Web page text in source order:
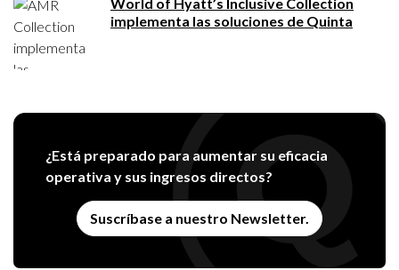
implementa las soluciones de Quinta
¿Está preparado para aumentar su eficacia
operativa y sus ingresos directos?
Suscríbase a nuestro Newsletter.